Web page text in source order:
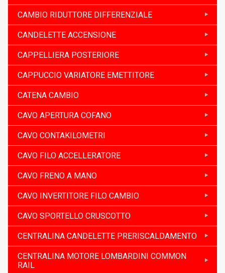
CAMBIO RIDUTTORE DIFFERENZIALE
CANDELETTE ACCENSIONE
CAPPELLIERA POSTERIORE
CAPPUCCIO VARIATORE EMETTITORE
CATENA CAMBIO
CAVO APERTURA COFANO
CAVO CONTAKILOMETRI
CAVO FILO ACCELLERATORE
CAVO FRENO A MANO
CAVO INVERTITORE FILO CAMBIO
CAVO SPORTELLO CRUSCOTTO
CENTRALINA CANDELETTE PRERISCALDAMENTO
CENTRALINA MOTORE LOMBARDINI COMMON
RAIL